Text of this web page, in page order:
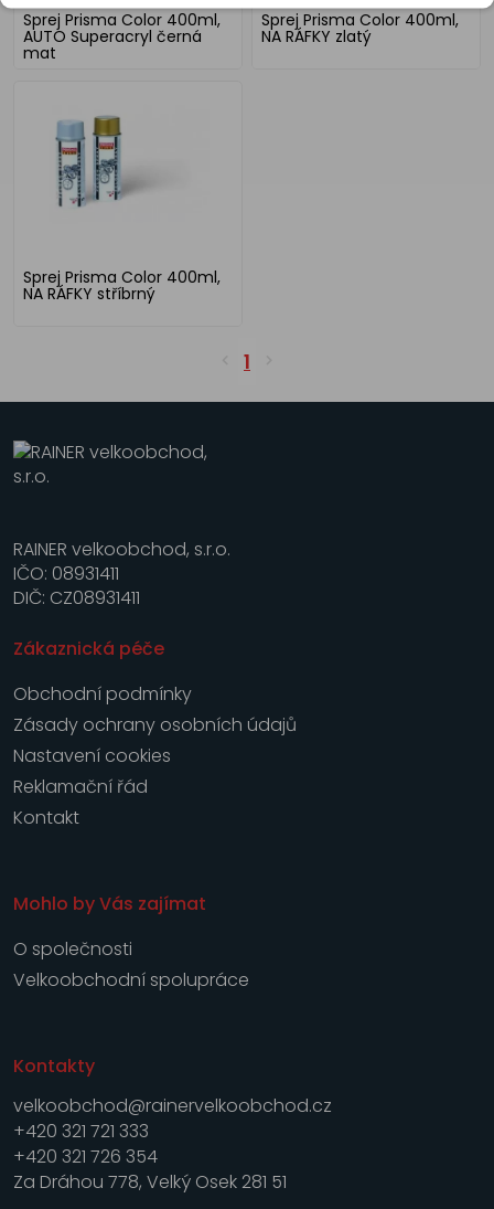
Sprej Prisma Color 400ml,
AUTO Superacryl černá
mat
Sprej Prisma Color 400ml,
NA RÁFKY zlatý
Sprej Prisma Color 400ml,
NA RÁFKY stříbrný
1
RAINER velkoobchod, s.r.o.
IČO: 08931411
DIČ: CZ08931411
Zákaznická péče
Obchodní podmínky
Zásady ochrany osobních údajů
Nastavení cookies
Reklamační řád
Kontakt
Mohlo by Vás zajímat
O společnosti
Velkoobchodní spolupráce
Kontakty
velkoobchod@rainervelkoobchod.cz
+420 321 721 333
+420 321 726 354
Za Dráhou 778, Velký Osek 281 51